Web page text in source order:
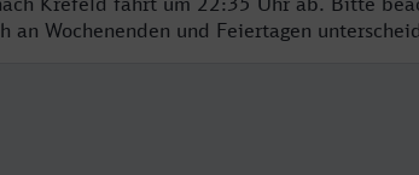
an Wochenenden und Feiertagen